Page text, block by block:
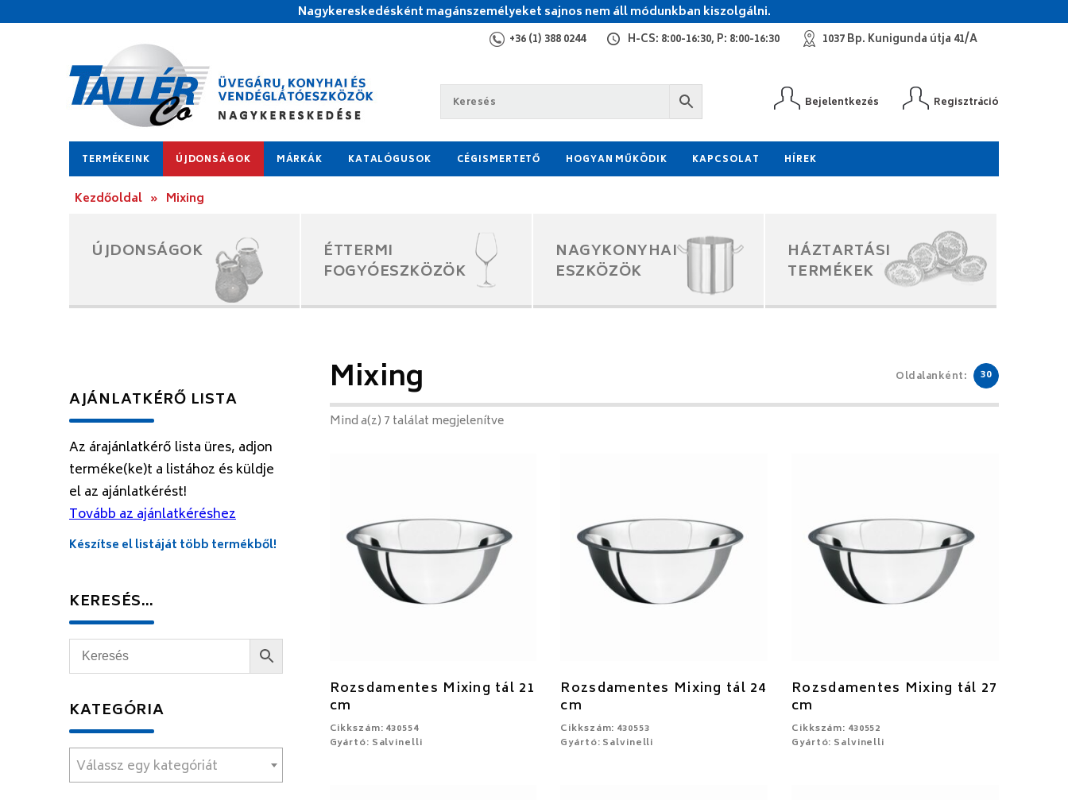
Nagykereskedésként magánszemélyeket sajnos nem áll módunkban kiszolgálni.
+36 (1) 388 0244 H-CS: 8:00-16:30, P: 8:00-16:30 1037 Bp. Kunigunda útja 41/A
Bejelentkezés Regisztráció
TERMÉKEINK ÚJDONSÁGOK MÁRKÁK KATALÓGUSOK CÉGISMERTETŐ HOGYAN MŰKÖDIK KAPCSOLAT HÍREK
Kezdőoldal » Mixing
ÚJDONSÁGOK
ÉTTERMI
FOGYÓESZKÖZÖK
NAGYKONYHAI
ESZKÖZÖK
HÁZTARTÁSI
TERMÉKEK
AJÁNLATKÉRŐ LISTA
Az árajánlatkérő lista üres, adjon
terméke(ke)t a listához és küldje
el az ajánlatkérést!
Tovább az ajánlatkéréshez
Készítse el listáját több termékből!
KERESÉS…
KATEGÓRIA
Válassz egy kategóriát
Mixing Oldalanként: 30
Mind a(z) 7 találat megjelenítve
Rozsdamentes Mixing tál 21
cm
Cikkszám: 430554
Gyártó: Salvinelli
Rozsdamentes Mixing tál 24
cm
Cikkszám: 430553
Gyártó: Salvinelli
Rozsdamentes Mixing tál 27
cm
Cikkszám: 430552
Gyártó: Salvinelli